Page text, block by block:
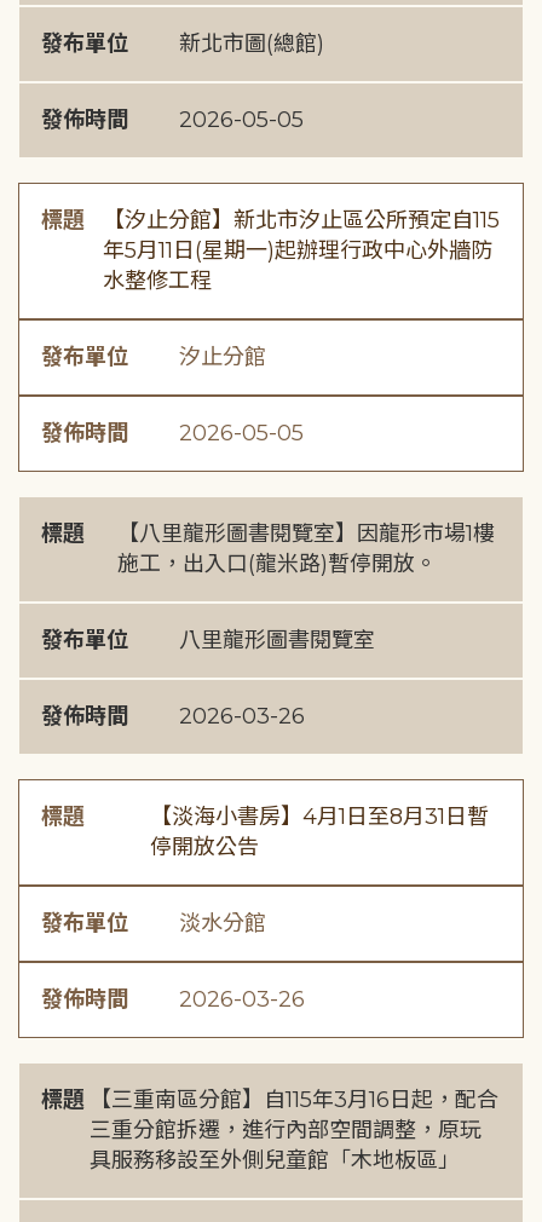
發布單位 新北市圖(總館)
發佈時間 2026-05-05
標題
【汐止分館】新北市汐止區公所預定自115
年5月11日(星期一)起辦理行政中心外牆防
水整修工程
發布單位 汐止分館
發佈時間 2026-05-05
標題
【八里龍形圖書閱覽室】因龍形市場1樓
施工，出入口(龍米路)暫停開放。
發布單位 八里龍形圖書閱覽室
發佈時間 2026-03-26
標題
【淡海小書房】4月1日至8月31日暫
停開放公告
發布單位 淡水分館
發佈時間 2026-03-26
標題
【三重南區分館】自115年3月16日起，配合
三重分館拆遷，進行內部空間調整，原玩
具服務移設至外側兒童館「木地板區」